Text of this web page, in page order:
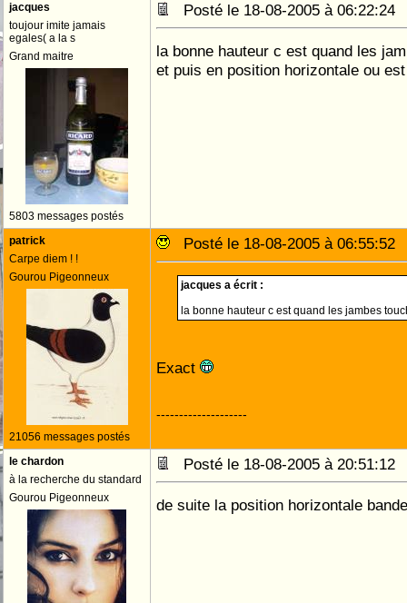
jacques
toujour imite jamais
egales( a la s
Grand maitre
5803 messages postés
Posté le 18-08-2005 à
la bonne hauteur c est quand les
et puis en position horizontale ou
patrick
Carpe diem ! !
Gourou Pigeonneux
21056 messages postés
Posté le 18-08-2005 à
jacques a écrit :
la bonne hauteur c est quand les jambes
Exact
--------------------
le chardon
à la recherche du standard
Gourou Pigeonneux
Posté le 18-08-2005 à
de suite la position horizontale